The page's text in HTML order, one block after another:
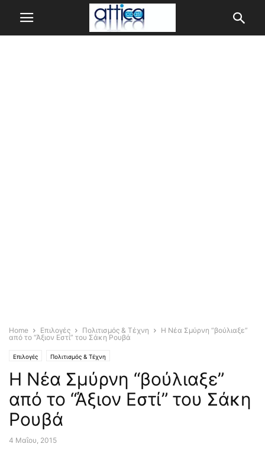
Home Επιλογές Πολιτισμός & Τέχνη
Η Νέα Σμύρνη “βούλιαξε”
από το “Άξιον Εστί” του Σάκη Ρουβά
Επιλογές Πολιτισμός & Τέχνη
Η Νέα Σμύρνη “βούλιαξε”
από το “Άξιον Εστί” του Σάκη
Ρουβά
4 Μαΐου, 2015